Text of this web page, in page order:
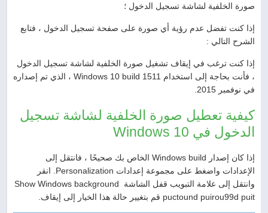
صورة الخلفية لشاشة تسجيل الدخول ؛
إذا كنت تفضل عدم رؤية أي صورة على صفحة تسجيل الدخول ، فتابع
الشرح التالي :
إذا كنت ترغب في إيقاف تشغيل صورة الخلفية لشاشة تسجيل الدخول
، فأنت بحاجة إلى استخدام Windows 10 build 1511 ، الذي تم إصداره
في نوفمبر 2015.
كيفية تعطيل صورة الخلفية لشاشة تسجيل
الدخول في Windows 10
إذا كان إصدار Windows build الخاص بك صحيحًا ، فانتقل إلى
الإعدادات واضغط على مجموعة إعدادات Personalization. انقر
وانتقل إلى علامة التبويب قفل الشاشة Show Windows background
puctound puirou99d puit قم بتغيير حالة هذا الخيار إلى إيقاف.